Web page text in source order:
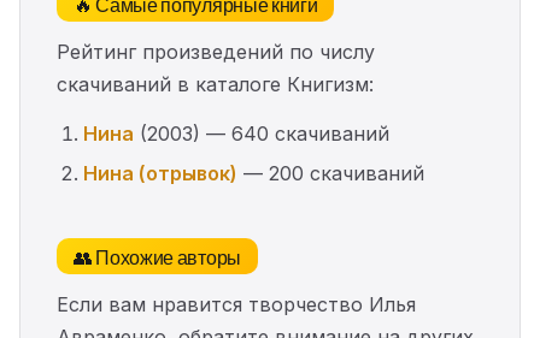
Рейтинг произведений по числу
скачиваний в каталоге Книгизм:
Нина (2003) — 640 скачиваний
Нина (отрывок) — 200 скачиваний
👥 Похожие авторы
Если вам нравится творчество Илья